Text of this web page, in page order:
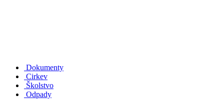
Dokumenty
Cirkev
Školstvo
Odpady